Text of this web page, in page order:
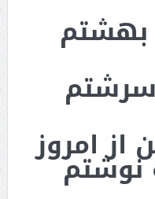
بهشتم
از امروز
نوشتم